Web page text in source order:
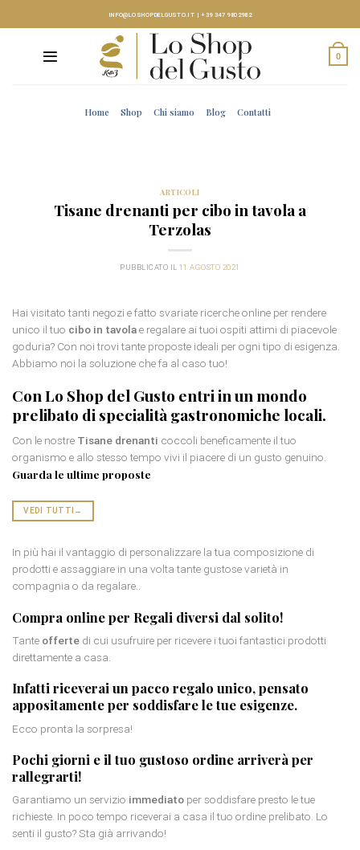
INFO@LOSHOPDELGUSTO.IT |+39 347 9802982
0
Home Shop Chi siamo Blog Contatti
ARTICOLI
Tisane drenanti per cibo in tavola a
Terzolas
PUBBLICATO IL 11 AGOSTO 2021
Hai visitato tanti negozi e fatto svariate ricerche online per rendere
unico il tuo cibo in tavolae regalare ai tuoi ospiti attimi di piacevole
goduria? Con noi trovi tante proposte ideali per ogni tipo di esigenza.
Abbiamo noi la soluzione che fa al caso tuo!
Con Lo Shop del Gusto entri in un mondo
prelibato dispecialità gastronomiche locali.
Con le nostre Tisane drenanti coccoli beneficamente il tuo
organismo e allo stesso tempo vivi il piacere di un gusto genuino.
Guarda le ultime proposte
VEDI TUTTI →
In più hai il vantaggio di personalizzare la tua composizione di
prodotti e assaggiare in una volta tante gustose varietà in
compagnia o da regalare..
Compra online per Regali diversi dal solito!
Tante offerte di cui usufruire per ricevere i tuoi fantastici prodotti
direttamente a casa.
Infatti riceverai un pacco regalo unico, pensato
appositamente per soddisfare le tue esigenze.
Ecco pronta la sorpresa!
Pochi giorni e il tuo gustoso ordine arriverà per
rallegrarti!
Garantiamo un servizio immediato per soddisfare presto le tue
richieste. In poco tempo riceverai a casa il tuo ordine prelibato. Lo
senti il gusto? Sta già arrivando!